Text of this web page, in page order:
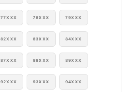
77XXX 78XXX 79XXX
82XXX 83XXX 84XXX
87XXX 88XXX 89XXX
92XXX 93XXX 94XXX